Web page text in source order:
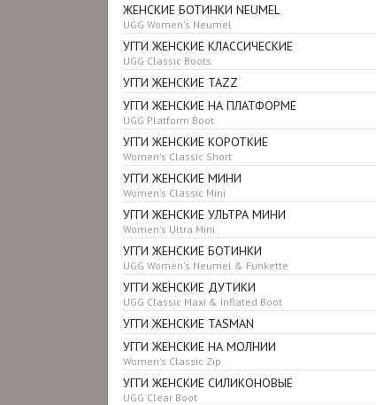
ЖЕНСКИЕ БОТИНКИ NEUMEL
UGG Women's Neumel
УГГИ ЖЕНСКИЕ КЛАССИЧЕСКИЕ
UGG Classic Boots
УГГИ ЖЕНСКИЕ TAZZ
УГГИ ЖЕНСКИЕ НА ПЛАТФОРМЕ
UGG Platform Boot
УГГИ ЖЕНСКИЕ КОРОТКИЕ
Women's Classic Short
УГГИ ЖЕНСКИЕ МИНИ
Women's Classic Mini
УГГИ ЖЕНСКИЕ УЛЬТРА МИНИ
Women's Ultra Mini
УГГИ ЖЕНСКИЕ БОТИНКИ
UGG Women's Neumel & Funkette
УГГИ ЖЕНСКИЕ ДУТИКИ
UGG Classic Maxi & Inflated Boot
УГГИ ЖЕНСКИЕ TASMAN
УГГИ ЖЕНСКИЕ НА МОЛНИИ
Women's Classic Zip
УГГИ ЖЕНСКИЕ СИЛИКОНОВЫЕ
UGG Clear Boot